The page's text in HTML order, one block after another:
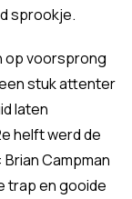
sprookje.
op voorsprong
stuk attenter
laten
helft werd de
Campman
trap en gooide